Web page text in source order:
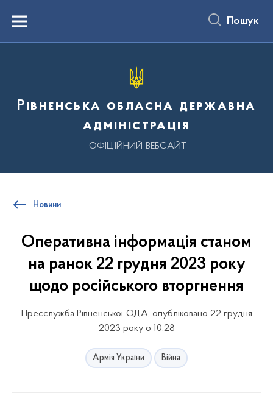
вмістуMenu Пошук
Рівненська обласна державна
адміністрація
ОФІЦІЙНИЙ ВЕБСАЙТ
Новини
Оперативна інформація станом
на ранок 22 грудня 2023 року
щодо російського вторгнення
Пресслужба Рівненської ОДА, опубліковано 22 грудня
2023 року о 10:28
Армія України Війна